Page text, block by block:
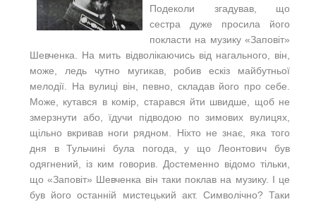
Подеколи згадував, що
сестра дуже просила його
покласти на музику «Заповіт»
Шевченка. На мить відволікаючись від нагального, він,
може, ледь чутно мугикав, робив ескіз майбутньої
мелодії. На вулиці він, певно, складав його про себе.
Може, кутався в комір, старався йти швидше, щоб не
змерзнути або, їдучи підводою по зимових вулицях,
щільно вкривав ноги рядном. Ніхто не знає, яка того
дня в Тульчині була погода, у що Леонтович був
одягнений, із ким говорив. Достеменно відомо тільки,
що «Заповіт» Шевченка він таки поклав на музику. І це
був його останній мистецький акт. Символічно? Таки